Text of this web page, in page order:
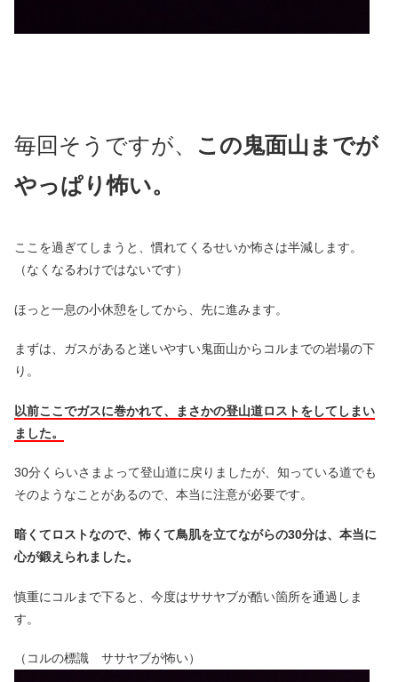
毎回そうですが、
この鬼面山までが
やっぱり怖い。
ここを過ぎてしまうと、慣れてくるせいか怖さは半減します。
（なくなるわけではないです）
ほっと一息の小休憩をしてから、先に進みます。
まずは、ガスがあると迷いやすい鬼面山からコルまでの岩場の下
り。
以前ここでガスに巻かれて、まさかの登山道ロストをしてしまい
ました。
30分くらいさまよって登山道に戻りましたが、知っている道でも
そのようなことがあるので、本当に注意が必要です。
暗くてロストなので、怖くて鳥肌を立てながらの30分は、本当に
心が鍛えられました。
慎重にコルまで下ると、今度はササヤブが酷い箇所を通過しま
す。
（コルの標識 ササヤブが怖い）